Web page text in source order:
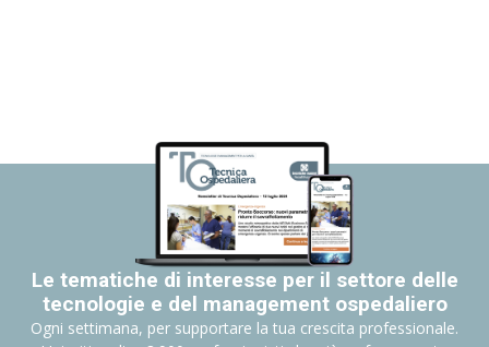
Le tematiche di interesse per il settore delle
tecnologie e del management ospedaliero
Ogni settimana, per supportare la tua crescita professionale.